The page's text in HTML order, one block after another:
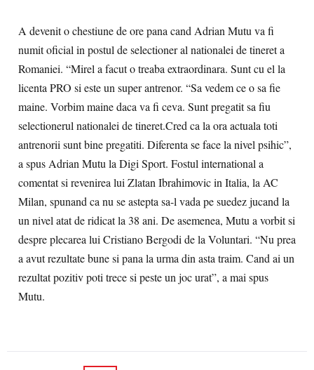
A devenit o chestiune de ore pana cand Adrian Mutu va fi
numit oficial in postul de selectioner al nationalei de tineret a
Romaniei. “Mirel a facut o treaba extraordinara. Sunt cu el la
licenta PRO si este un super antrenor. “Sa vedem ce o sa fie
maine. Vorbim maine daca va fi ceva. Sunt pregatit sa fiu
selectionerul nationalei de tineret.Cred ca la ora actuala toti
antrenorii sunt bine pregatiti. Diferenta se face la nivel psihic”,
a spus Adrian Mutu la Digi Sport. Fostul international a
comentat si revenirea lui Zlatan Ibrahimovic in Italia, la AC
Milan, spunand ca nu se astepta sa-l vada pe suedez jucand la
un nivel atat de ridicat la 38 ani. De asemenea, Mutu a vorbit si
despre plecarea lui Cristiano Bergodi de la Voluntari. “Nu prea
a avut rezultate bune si pana la urma din asta traim. Cand ai un
rezultat pozitiv poti trece si peste un joc urat”, a mai spus
Mutu.